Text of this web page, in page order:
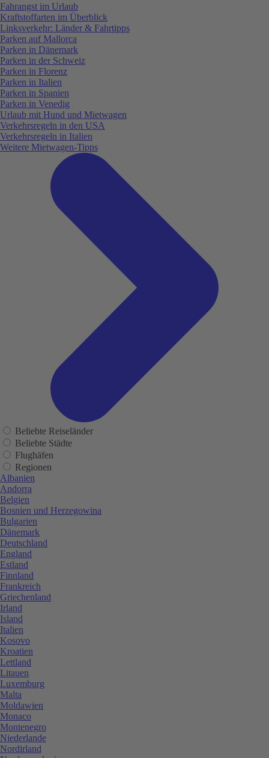
Fahrangst im Urlaub
Kraftstoffarten im Überblick
Linksverkehr: Länder & Fahrtipps
Parken auf Mallorca
Parken in Dänemark
Parken in der Schweiz
Parken in Florenz
Parken in Italien
Parken in Spanien
Parken in Venedig
Urlaub mit Hund und Mietwagen
Verkehrsregeln in den USA
Verkehrsregeln in Italien
Weitere Mietwagen-Tipps
Beliebte Reiseländer
Beliebte Städte
Flughäfen
Regionen
Albanien
Andorra
Belgien
Bosnien und Herzegowina
Bulgarien
Dänemark
Deutschland
England
Estland
Finnland
Frankreich
Griechenland
Irland
Island
Italien
Kosovo
Kroatien
Lettland
Litauen
Luxemburg
Malta
Moldawien
Monaco
Montenegro
Niederlande
Nordirland